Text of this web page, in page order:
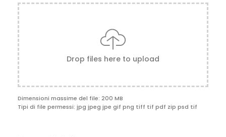
Drop files here to upload
Dimensioni massime del file: 200 MB
Tipi di file permessi: jpg jpeg jpe gif png tiff tif pdf zip psd tif